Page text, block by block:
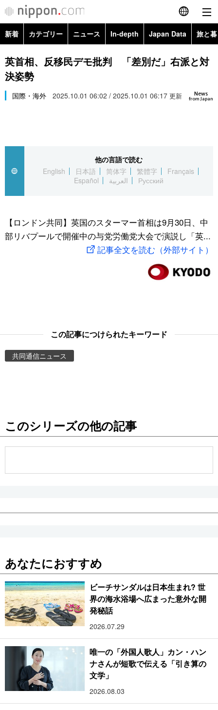
English
简体字
Русский
カテゴリー
経済・ビジネス
国際
文化
トップ
アーカイブ
In-depth
Japan Data
動画/Live
お知らせ
新着 カテゴリー ニュース In-depth Japan Data 旅と
政治・外交
経済・ビジネス
スポーツ・東京2020
Topics
英首相、反移民デモ批判 「差別だ」右派と対
決姿勢
News
from Japan
国際・海外 2025.10.01 06:02 / 2025.10.01 06:17 更新
他の言語で読む
English
日本語 简体字 繁體字
Français
Español
العربية Русский
【ロンドン共同】英国のスターマー首相は9月30日、中
部リバプールで開催中の与党労働党大会で演説し「英...
記事全文を読む（外部サイト）
この記事につけられたキーワード
共同通信ニュース
このシリーズの他の記事
あなたにおすすめ
ビーチサンダルは日本生まれ? 世
界の海水浴場へ広まった意外な開
発秘話
2026.07.29
唯一の「外国人歌人」カン・ハン
ナさんが短歌で伝える「引き算の
文学」
2026.08.03